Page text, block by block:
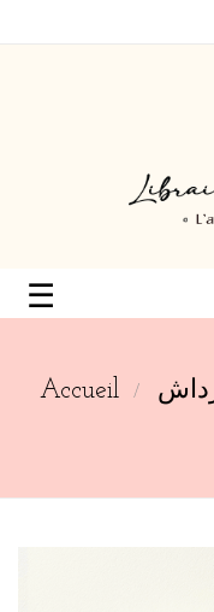
Basculer
☰
Accueil